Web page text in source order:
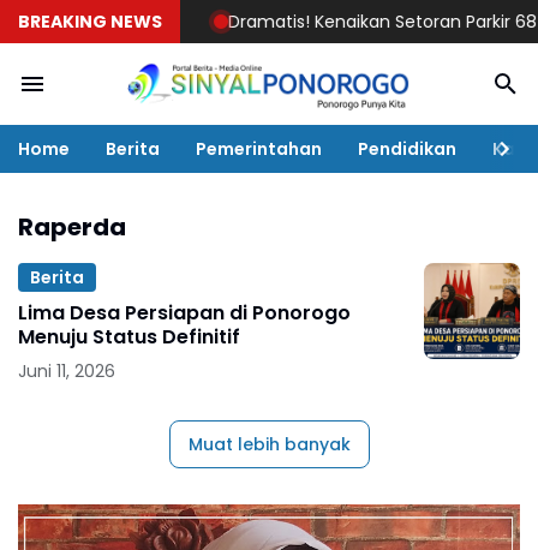
BREAKING NEWS Dramatis! Kenaikan Setoran Parkir 68
Home Berita Pemerintahan Pendidikan
Raperda
Berita
Lima Desa Persiapan di Ponorogo
Menuju Status Definitif
Juni 11, 2026
Muat lebih banyak